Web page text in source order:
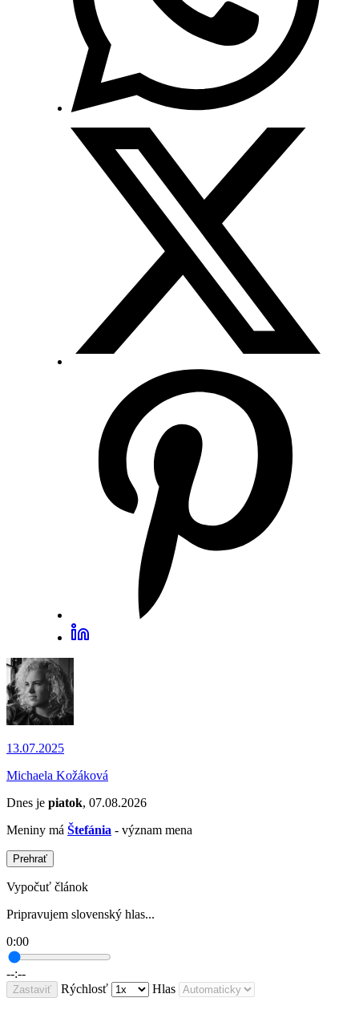
13.07.2025
Michaela Kožáková
Dnes je piatok, 07.08.2026
Meniny má Štefánia - význam mena
Prehrať
Vypočuť článok
Pripravujem slovenský hlas...
0:00
--:--
Zastaviť Rýchlosť Hlas